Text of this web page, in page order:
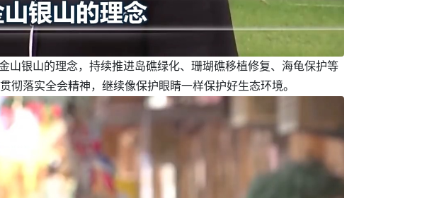
山银山的理念，持续推进岛礁绿化、珊瑚礁移植修复、海龟保护等
落实全会精神，继续像保护眼睛一样保护好生态环境。